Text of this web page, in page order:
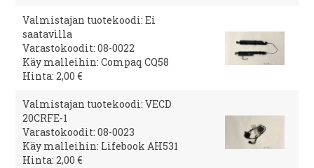
Valmistajan tuotekoodi: Ei
saatavilla
Varastokoodit: 08-0022
Käy malleihin: Compaq CQ58
Hinta: 2,00 €
Valmistajan tuotekoodi: VECD
20CRFE-1
Varastokoodit: 08-0023
Käy malleihin: Lifebook AH531
Hinta: 2,00 €